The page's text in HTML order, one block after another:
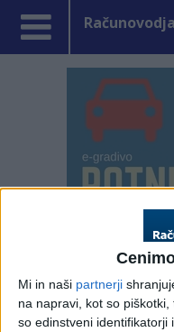
Mi in naši partnerji
na napravi, kot so
so edinstveni identifikatorji
PRVA STRANNE